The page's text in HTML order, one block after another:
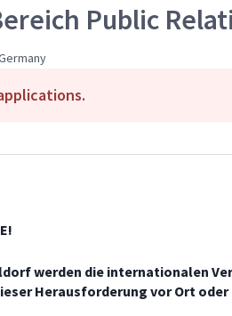
Public
werden die internationalen
Herausforderung vor Ort